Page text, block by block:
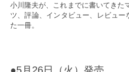
小川隆夫が、これまでに書いてきた
ツ、評論、インタビュー、レビュー
た一冊。
●5月26日（火）発売